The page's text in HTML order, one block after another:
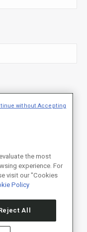
naPolítica de
in the
Privacy
the most
experience. For
visit our "Cookies
Policy
All
without Accepting